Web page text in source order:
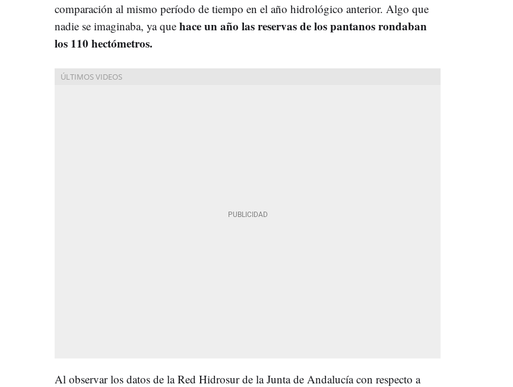
comparación al mismo período de tiempo en el año hidrológico anterior. Algo que
nadie se imaginaba, ya que hace un año las reservas de los pantanos rondaban
los 110 hectómetros.
Al observar los datos de la Red Hidrosur de la Junta de Andalucía con respecto a